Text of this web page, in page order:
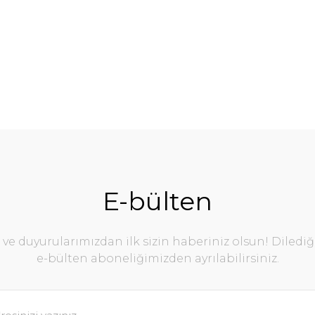
E-bülten
ve duyurularımızdan ilk sizin haberiniz olsun!
e-bülten aboneliğimizden ayrılabilirsiniz.